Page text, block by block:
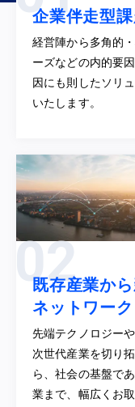
企業伴走型
経営陣から多角的
ーズなどの内的要
因にも則したソリ
いたします。
既存産業か
ネットワーク
先端テクノロジー
次世代産業を切り
ら、社会の基盤で
業まで、幅広くお